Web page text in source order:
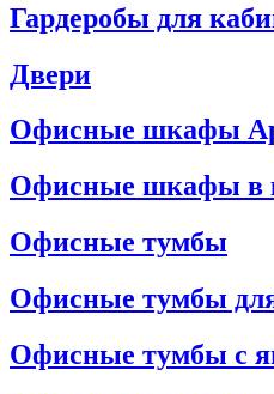
Гардеробы для
Двери
Офисные шкафы
Офисные шкафы в
Офисные тумбы
Офисные тумбы
Офисные тумбы с